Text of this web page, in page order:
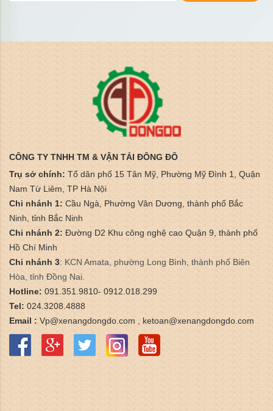
CÔNG TY TNHH TM & VẬN TẢI ĐÔNG ĐÔ
Trụ sở chính: Tổ dân phố 15 Tân Mỹ, Phường Mỹ Đình 1, Quận
Nam Từ Liêm, TP Hà Nội
Chi nhánh 1: Cầu Ngà, Phường Vân Dương, thành phố Bắc
Ninh, tỉnh Bắc Ninh
Chi nhánh 2: Đường D2 Khu công nghệ cao Quận 9, thành phố
Hồ Chí Minh
Chi nhánh 3: ​KCN Amata, phường Long Bình, thành phố Biên
Hòa, tỉnh Đồng Nai.
Hotline: 091.351.9810- 0912.018.299
Tel: 024.3208.4888
Email : Vp@xenangdongdo.com , ketoan@xenangdongdo.com